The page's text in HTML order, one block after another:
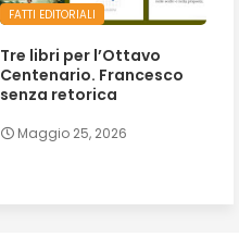
FATTI EDITORIALI
Tre libri per l’Ottavo
Centenario. Francesco
senza retorica
Maggio 25, 2026